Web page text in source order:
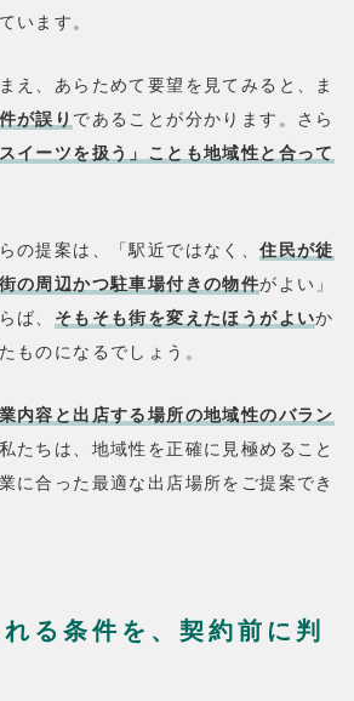
います。
え、あらためて要望を見てみると、ま
が誤り であることが分かります。さら
イーツを扱う」ことも地域性と合って
の提案は、「駅近ではなく、住民が徒
の周辺かつ駐車場付きの物件がよい」
ば、 そもそも街を変えたほうがよいか
ものになるでしょう。
内容と出店する場所の地域性のバラン
たちは、地域性を正確に見極めること
に合った最適な出店場所をご提案でき
る条件を、契約前に判